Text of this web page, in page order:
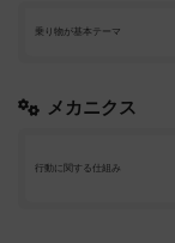
乗り物が基本テーマ
メカニクス
行動に関する仕組み